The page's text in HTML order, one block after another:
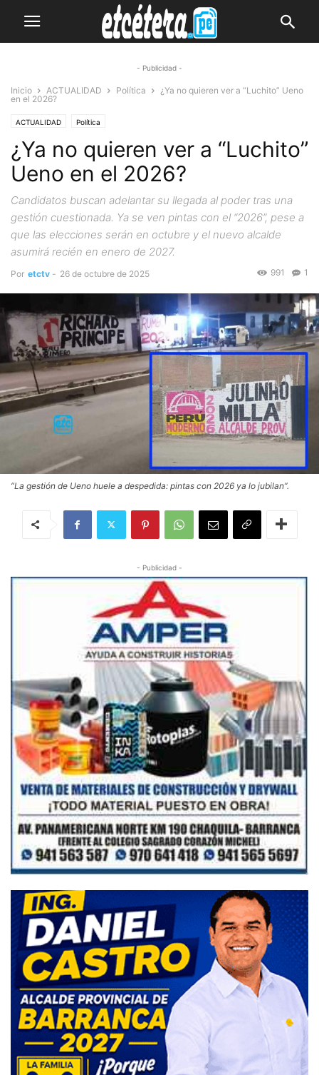
- Publicidad -
Inicio ACTUALIDAD Política
¿Ya no quieren ver a “Luchito” Ueno
en el 2026?
ACTUALIDAD Política
¿Ya no quieren ver a “Luchito”
Ueno en el 2026?
Candidatos buscan adelantar su llegada al poder tras una
gestión cuestionada. Ya se ven pintas con el “2026”, pese a
que las elecciones serán en octubre y el nuevo alcalde
asumirá recién en enero de 2027.
Por etctv - 26 de octubre de 2025 1
991
“La gestión de Ueno huele a despedida: pintas con 2026 ya lo jubilan”.
- Publicidad -